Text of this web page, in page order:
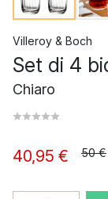
Villeroy & Boch
Set di 4
Chiaro
40,95 € 50 €